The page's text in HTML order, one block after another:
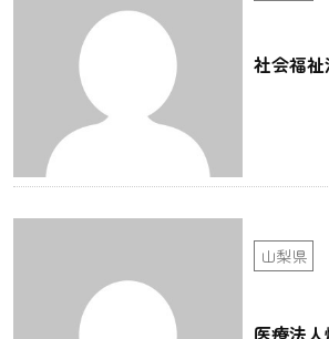
社会福
山梨県